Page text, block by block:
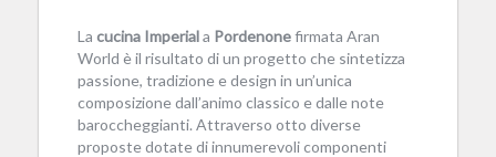
La cucina Imperiala Pordenonefirmata Aran
World è il risultato di un progetto che sintetizza
passione, tradizione e design in un’unica
composizione dall’animo classico e dalle note
baroccheggianti. Attraverso otto diverse
proposte dotate di innumerevoli componenti